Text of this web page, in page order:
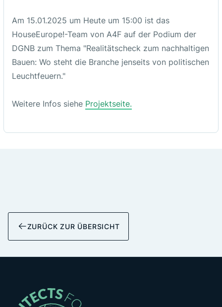
Am 15.01.2025 um Heute um 15:00 ist das
HouseEurope!-Team von A4F auf der Podium der
DGNB zum Thema "Realitätscheck zum nachhaltigen
Bauen: Wo steht die Branche jenseits von politischen
Leuchtfeuern."
Weitere Infos siehe Projektseite.
ZURÜCK ZUR ÜBERSICHT